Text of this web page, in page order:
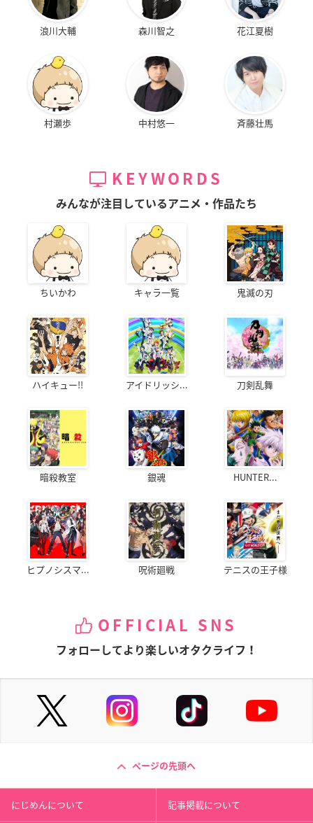
浪川大輔 森川智之 花江夏樹
村瀬歩 中村悠一 斉藤壮馬
KEYWORDS
みんなが注目しているアニメ・作品たち
ちいかわ キャラ一覧 鬼滅の刃
ハイキュー!! アイドリッシ... 刀剣乱舞
暗殺教室 銀魂 HUNTER...
ヒプノシスマ... 呪術廻戦 テニスの王子様
OFFICIAL SNS
フォローしてより楽しいオタクライフ！
ページの先頭へ
にじめんについて 記事掲載について